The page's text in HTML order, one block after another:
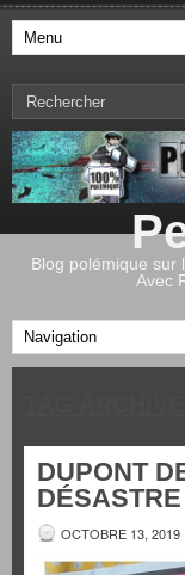
Blog polémique sur
Avec
DUPONT
OCTOBRE 13, 2019